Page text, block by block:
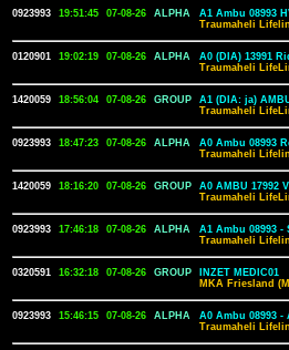
0923993 19:51:45 07-08-26 ALPHA
A1 Ambu 08993
Traumaheli
0120901 19:02:19 07-08-26 ALPHA
A0 (DIA) 13991
Traumaheli
1420059 18:56:04 07-08-26 GROUP
A1 (DIA: ja)
Traumaheli
0923993 18:47:23 07-08-26 ALPHA
A0 Ambu 08993
Traumaheli
1420059 18:16:20 07-08-26 GROUP
A0 AMBU 17992
Traumaheli
0923993 17:46:18 07-08-26 ALPHA
A1 Ambu 08993 -
Traumaheli
0320591 16:32:18 07-08-26 GROUP
INZET MEDIC01
MKA Friesland
0923993 15:46:15 07-08-26 ALPHA
A0 Ambu 08993 -
Traumaheli